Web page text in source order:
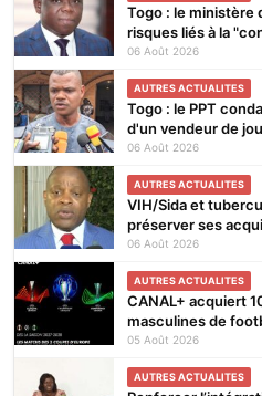
Togo : le ministère
risques liés à la
boissons
06 Août 2026
AUTRES ACTUALITES
Togo : le PPT
d'un vendeur de
06 Août 2026
AUTRES ACTUALITES
VIH/Sida et
préserver ses
financements
06 Août 2026
AUTRES ACTUALITES
CANAL+ acquiert
masculines de
subsaharienne
05 Août 2026
AUTRES ACTUALITES